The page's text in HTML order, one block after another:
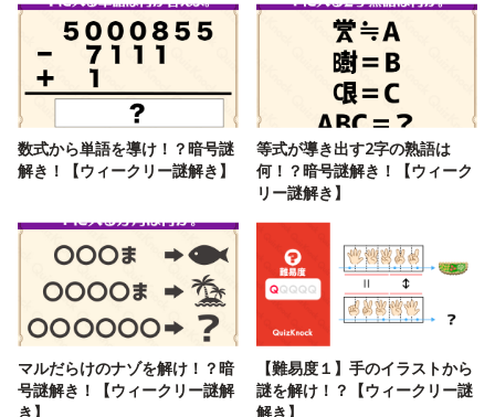
数式から単語を導け！？暗号謎
解き！【ウィークリー謎解き】
等式が導き出す2字の熟語は
何！？暗号謎解き！【ウィーク
リー謎解き】
マルだらけのナゾを解け！？暗
号謎解き！【ウィークリー謎解
き】
【難易度１】手のイラストから
謎を解け！？【ウィークリー謎
解き】